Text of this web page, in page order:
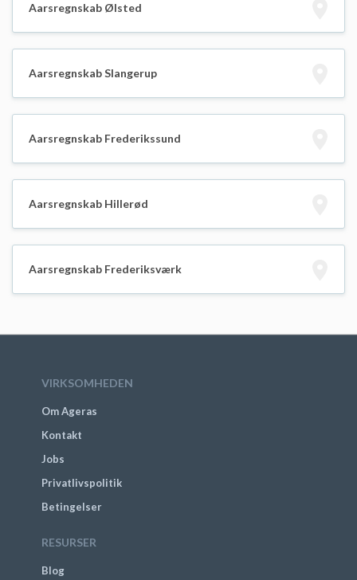
Aarsregnskab Ølsted
Aarsregnskab Slangerup
Aarsregnskab Frederikssund
Aarsregnskab Hillerød
Aarsregnskab Frederiksværk
VIRKSOMHEDEN
Om Ageras
Kontakt
Jobs
Privatlivspolitik
Betingelser
RESURSER
Blog